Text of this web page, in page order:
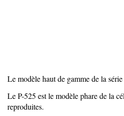
Le modèle haut de gamme de la
Le P-525 est le modèle phare de la
reproduites.